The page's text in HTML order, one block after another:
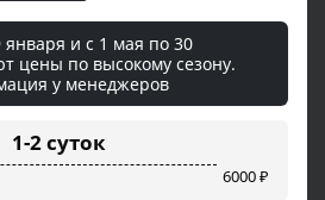
января и с 1 мая по 30
цены по высокому сезону.
у менеджеров
1-2 суток
6000 ₽